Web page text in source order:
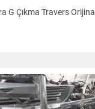
G Çıkma Travers Orijinal